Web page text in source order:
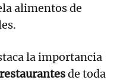
alimentos de
la importancia
de toda